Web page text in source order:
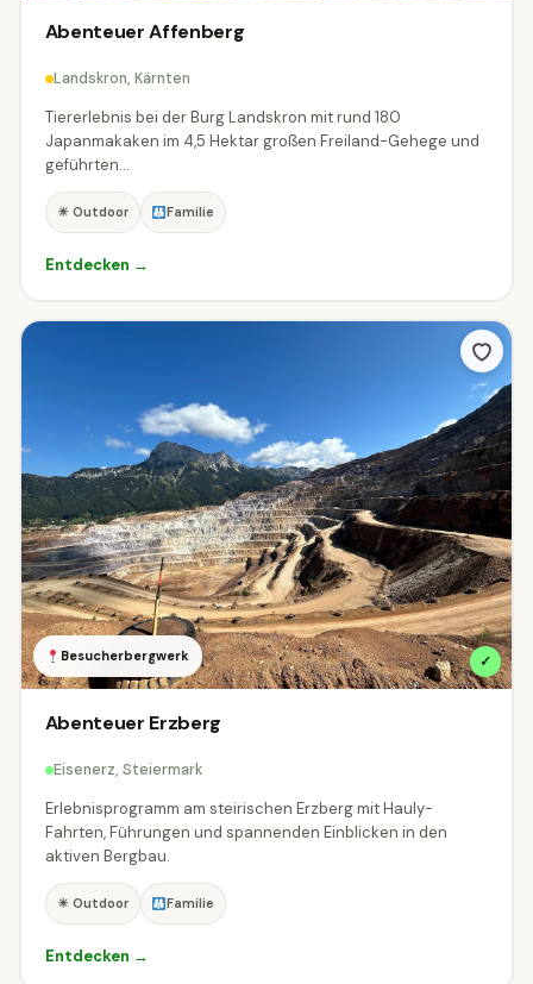
Abenteuer Affenberg
Landskron, Kärnten
Tiererlebnis bei der Burg Landskron mit rund 180
Japanmakaken im 4,5 Hektar großen Freiland-Gehege und
geführten...
☀ Outdoor Familie
Entdecken →
Besucherbergwerk ✓
Abenteuer Erzberg
Eisenerz, Steiermark
Erlebnisprogramm am steirischen Erzberg mit Hauly-
Fahrten, Führungen und spannenden Einblicken in den
aktiven Bergbau.
☀ Outdoor Familie
Entdecken →